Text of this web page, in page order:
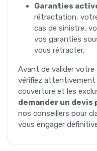
Garanties
rétractation,
cas de sinistre,
vos garanties
vous rétracter.
Avant de valider votre
vérifiez attentivement
couverture et les
demander un devis
nos conseillers pour
vous engager